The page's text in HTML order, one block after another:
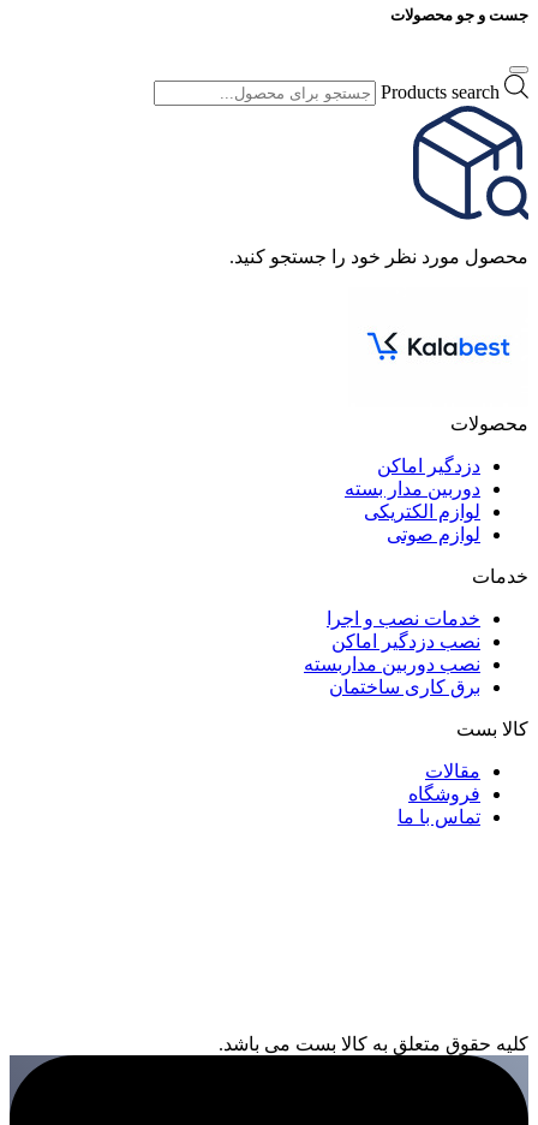
جست و جو محصولات
Products search
محصول مورد نظر خود را جستجو کنید.
محصولات
دزدگیر اماکن
دوربین مدار بسته
لوازم الکتریکی
لوازم صوتی
خدمات
خدمات نصب و اجرا
نصب دزدگیر اماکن
نصب دوربین مداربسته
برق کاری ساختمان
کالا بست
مقالات
فروشگاه
تماس با ما
کلیه حقوق متعلق به کالا بست می باشد.